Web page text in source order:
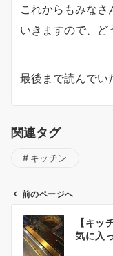
これからもみなさ
いきますので、
最後まで読んでい
関連タグ
キッチン
前のページへ
【キッ
気に入